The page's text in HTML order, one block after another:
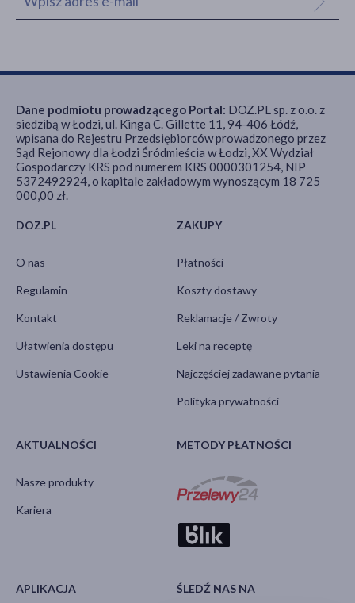
DOZ.PL
O nas
Regulamin
Kontakt
Ułatwienia dostępu
Ustawienia Cookie
ZAKUPY
Płatności
Koszty dostawy
Reklamacje / Zwroty
Leki na receptę
Najczęściej zadawane pytania
Polityka prywatności
AKTUALNOŚCI
Nasze produkty
Kariera
METODY PŁATNOŚCI
APLIKACJA ŚLEDŹ NAS NA
Dane podmiotu prowadzącego Portal: DOZ.PL sp. z o.o. z
siedzibą w Łodzi, ul. Kinga C. Gillette 11, 94-406 Łódź,
wpisana do Rejestru Przedsiębiorców prowadzonego przez
Sąd Rejonowy dla Łodzi Śródmieścia w Łodzi, XX Wydział
Gospodarczy KRS pod numerem KRS 0000301254, NIP
5372492924, o kapitale zakładowym wynoszącym 18 725
000,00 zł.